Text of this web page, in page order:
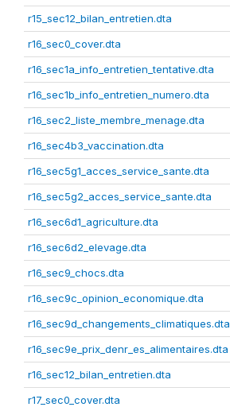
r15_sec12_bilan_entretien.dta
r16_sec0_cover.dta
r16_sec1a_info_entretien_tentative.dta
r16_sec1b_info_entretien_numero.dta
r16_sec2_liste_membre_menage.dta
r16_sec4b3_vaccination.dta
r16_sec5g1_acces_service_sante.dta
r16_sec5g2_acces_service_sante.dta
r16_sec6d1_agriculture.dta
r16_sec6d2_elevage.dta
r16_sec9_chocs.dta
r16_sec9c_opinion_economique.dta
r16_sec9d_changements_climatiques.dta
r16_sec9e_prix_denr_es_alimentaires.dta
r16_sec12_bilan_entretien.dta
r17_sec0_cover.dta